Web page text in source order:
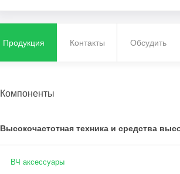
Продукция Контакты Обсудить
Компоненты
Высокочастотная техника и средства
ВЧ аксессуары